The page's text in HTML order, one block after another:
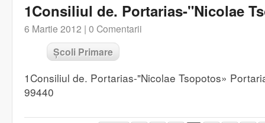
1Consiliul de. Portarias-"Nicolae
6 Martie 2012 | 0 Comentarii
Școli Primare
1Consiliul de. Portarias-"Nicolae Tsopotos»
99440